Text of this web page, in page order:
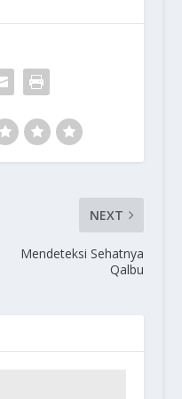
NEXT
Mendeteksi Sehatnya
Qalbu